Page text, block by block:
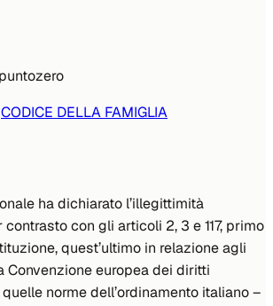
CODICE DELLA FAMIGLIA
ha dichiarato l’illegittimità
con gli articoli 2, 3 e 117, primo
quest’ultimo in relazione agli
Convenzione europea dei diritti
norme dell’ordinamento italiano –